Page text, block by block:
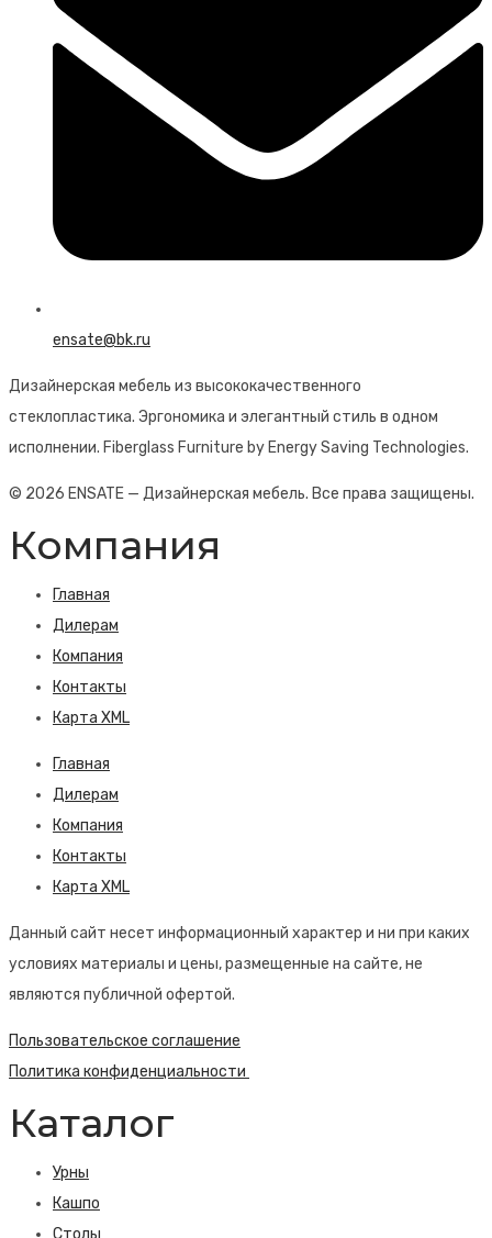
ensate@bk.ru
Дизайнерская мебель из высококачественного
стеклопластика. Эргономика и элегантный стиль в одном
исполнении. Fiberglass Furniture by Energy Saving Technologies.
© 2026 ENSATE — Дизайнерская мебель. Все права защищены.
Компания
Главная
Дилерам
Компания
Контакты
Карта XML
Главная
Дилерам
Компания
Контакты
Карта XML
Данный сайт несет информационный характер и ни при каких
условиях материалы и цены, размещенные на сайте, не
являются публичной офертой.
Пользовательское соглашение
Политика конфиденциальности
Каталог
Урны
Кашпо